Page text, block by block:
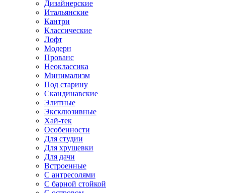
Дизайнерские
Итальянские
Кантри
Классические
Лофт
Модерн
Прованс
Неоклассика
Минимализм
Под старину
Скандинавские
Элитные
Эксклюзивные
Хай-тек
Особенности
Для студии
Для хрущевки
Для дачи
Встроенные
С антресолями
С барной стойкой